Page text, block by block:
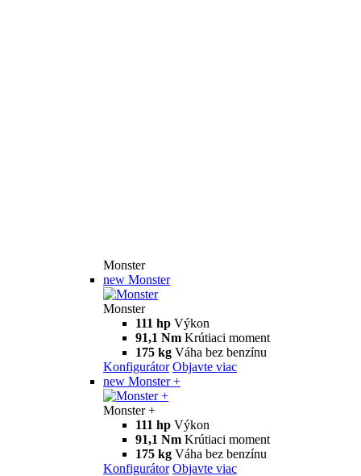
Monster
new Monster
Monster
111 hp Výkon
91,1 Nm Krútiaci moment
175 kg Váha bez benzínu
Konfigurátor Objavte viac
new Monster +
Monster +
111 hp Výkon
91,1 Nm Krútiaci moment
175 kg Váha bez benzínu
Konfigurátor Objavte viac